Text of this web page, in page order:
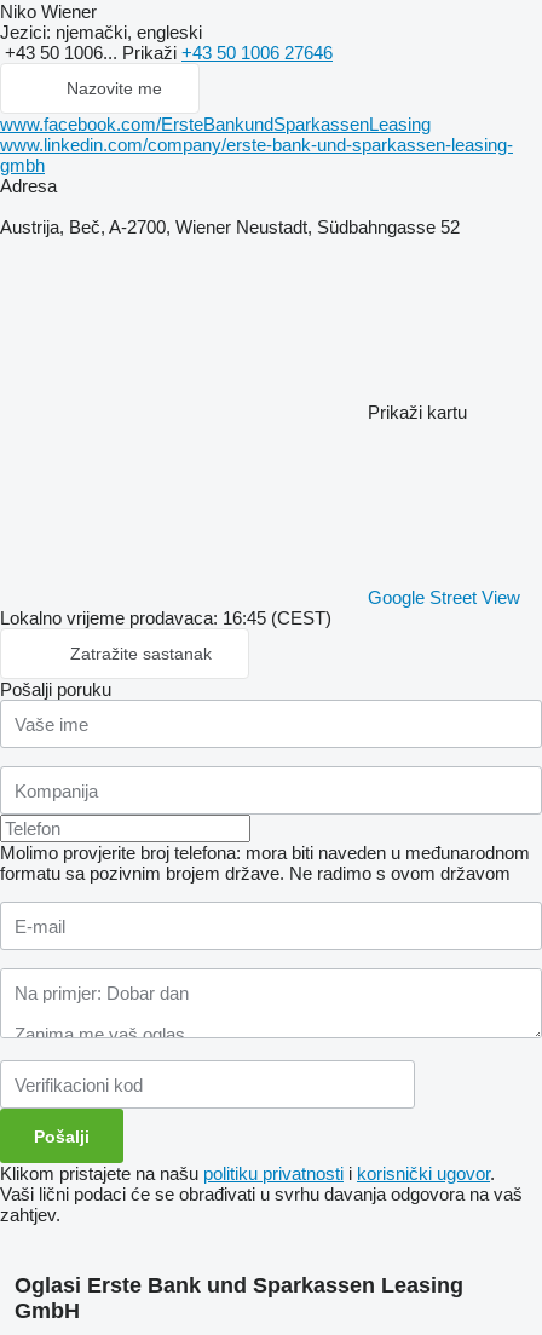
Niko Wiener
Jezici: njemački, engleski
+43 50 1006... Prikaži +43 50 1006 27646
Nazovite me
www.facebook.com/ErsteBankundSparkassenLeasing
www.linkedin.com/company/erste-bank-und-sparkassen-leasing-
gmbh
Adresa
Austrija, Beč, A-2700, Wiener Neustadt, Südbahngasse 52
Prikaži kartu
Google Street View
Lokalno vrijeme prodavaca: 16:45 (CEST)
Zatražite sastanak
Pošalji poruku
Molimo provjerite broj telefona: mora biti naveden u međunarodnom
formatu sa pozivnim brojem države. Ne radimo s ovom državom
Klikom pristajete na našu politiku privatnosti i korisnički ugovor.
Vaši lični podaci će se obrađivati ​​u svrhu davanja odgovora na vaš
zahtjev.
Oglasi Erste Bank und Sparkassen Leasing
GmbH